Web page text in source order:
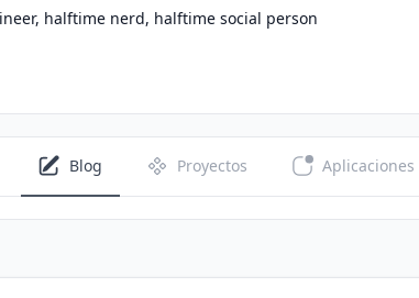
halftime nerd, halftime social person
Blog Proyectos Aplicaciones